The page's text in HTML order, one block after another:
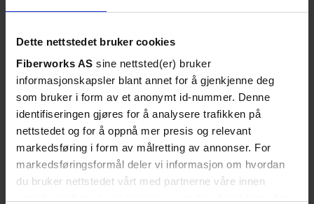
Dette nettstedet bruker cookies
Fiberworks AS sine nettsted(er) bruker
informasjonskapsler blant annet for å gjenkjenne deg
som bruker i form av et anonymt id-nummer. Denne
identifiseringen gjøres for å analysere trafikken på
nettstedet og for å oppnå mer presis og relevant
markedsføring i form av målretting av annonser. For
markedsføringsformål deler vi informasjon om hvordan
du bruker nettstedet vårt med partnerne våre innen
SE DETALJER
AFL TS100-70 PON-feilsøker
Effektmåling og "OTDR" gjennom splitter